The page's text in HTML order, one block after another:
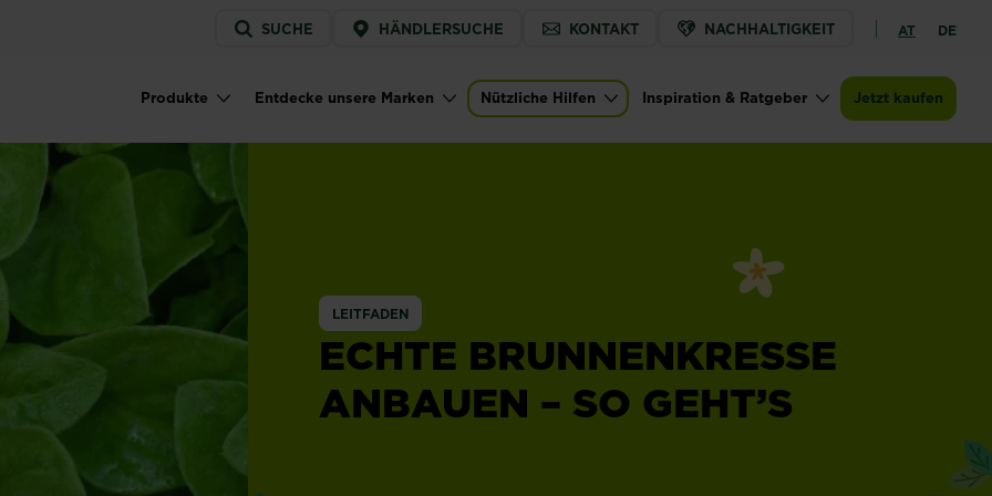
Service
menu
SUCHE HÄNDLERSUCHE KONTAKT NACHHALTIGKEIT AT DE
Main navigation
Produkte Entdecke unsere Marken Nützliche Hilfen Inspiration & Ratgeber Jetzt kaufen
LEITFADEN
ECHTE BRUNNENKRESSE
ANBAUEN – SO GEHT’S